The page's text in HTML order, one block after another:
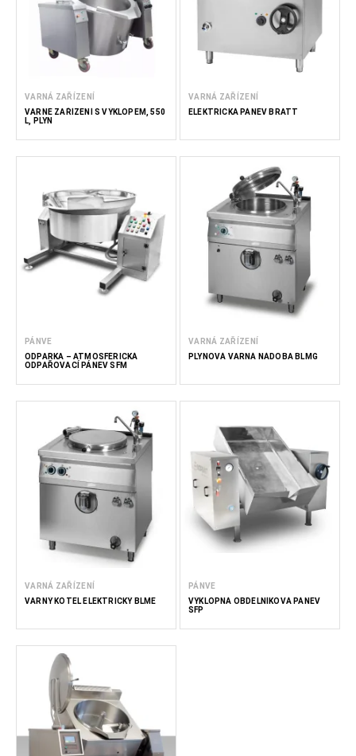
VARNÁ ZAŘÍZENÍ
VARNÉ ZAŘÍZENÍ S VÝKLOPEM, 550
L, PLYN
VARNÁ ZAŘÍZENÍ
ELEKTRICKÁ PÁNEV BRATT
PÁNVE
ODPARKA – ATMOSFÉRICKÁ
ODPAŘOVACÍ PÁNEV SFM
VARNÁ ZAŘÍZENÍ
PLYNOVÁ VARNÁ NÁDOBA BLMG
VARNÁ ZAŘÍZENÍ
VARNÝ KOTEL ELEKTRICKÝ BLME
PÁNVE
VÝKLOPNÁ OBDÉLNÍKOVÁ PÁNEV
SFP